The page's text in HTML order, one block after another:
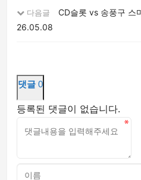
다음글
CD슬롯 vs 송풍구 스
26.05.08
댓글 0
등록된 댓글이 없습니다.